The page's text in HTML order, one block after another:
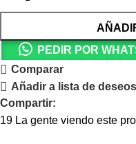
PEDIR POR
Comparar
Añadir a lista de deseos
Compartir:
19 La gente viendo este